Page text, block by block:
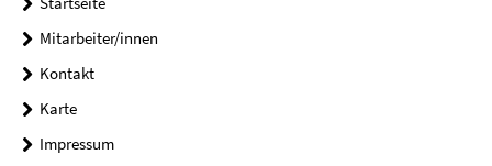
Mitarbeiter/innen
Kontakt
Karte
Impressum